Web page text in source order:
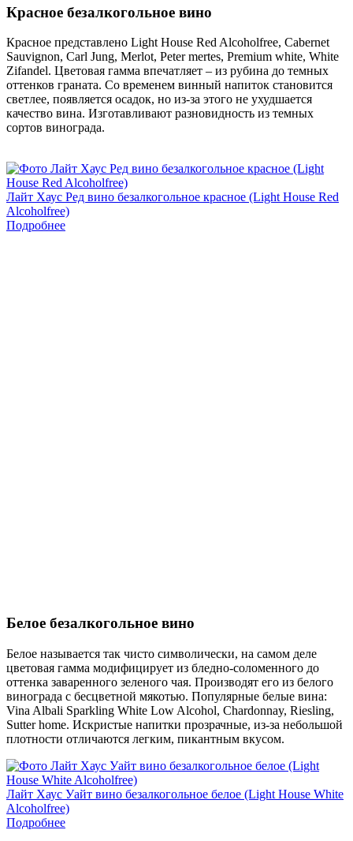
Красное безалкогольное вино
Красное представлено Light House Red Alcoholfree, Cabernet
Sauvignon, Carl Jung, Merlot, Peter mertes, Premium white, White
Zifandel. Цветовая гамма впечатляет – из рубина до темных
оттенков граната. Со временем винный напиток становится
светлее, появляется осадок, но из-за этого не ухудшается
качество вина. Изготавливают разновидность из темных
сортов винограда.
Лайт Хаус Ред вино безалкогольное красное (Light House Red
Alcoholfree)
Подробнее
Белое безалкогольное вино
Белое называется так чисто символически, на самом деле
цветовая гамма модифицирует из бледно-соломенного до
оттенка заваренного зеленого чая. Производят его из белого
винограда с бесцветной мякотью. Популярные белые вина:
Vina Albali Sparkling White Low Alcohol, Chardonnay, Riesling,
Sutter home. Искристые напитки прозрачные, из-за небольшой
плотности отличаются легким, пикантным вкусом.
Лайт Хаус Уайт вино безалкогольное белое (Light House White
Alcoholfree)
Подробнее